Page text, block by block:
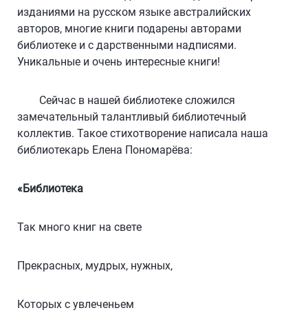
изданиями на русском языке австралийских
авторов, многие книги подарены авторами
библиотеке и с дарственными надписями.
Уникальные и очень интересные книги!
Сейчас в нашей библиотеке сложился
замечательный талантливый библиотечный
коллектив. Такое стихотворение написала наша
библиотекарь Елена Пономарёва:
«Библиотека
Так много книг на свете
Прекрасных, мудрых, нужных,
Которых с увлеченьем